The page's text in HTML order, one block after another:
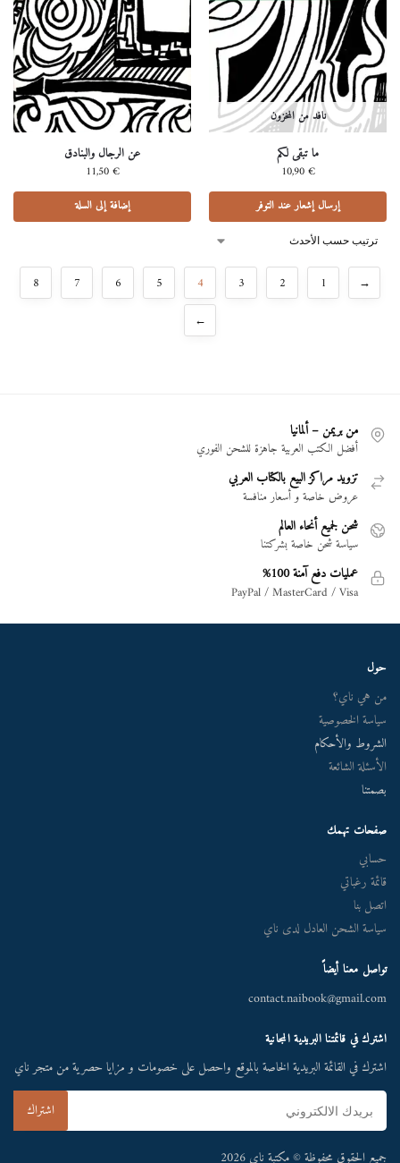
نافد من المخزون
ما تبقى لكم
10,90€
إرسال إشعار عند التوفر
عن الرجال والبنادق
11,50€
إضافة إلى السلة
→
1
2
3
4
5
6
7
8
←
من بريمن – ألمانيا
أفضل الكتب العربية جاهزة للشحن الفوري
تزويد مراكز البيع بالكتاب العربي
عروض خاصة و أسعار منافسة
شحن لجميع أنحاء العالم
سياسة شحن خاصة بشركتنا
عمليات دفع آمنة 100%
PayPal / MasterCard / Visa
حول
من هي ناي؟
سياسة الخصوصية
الشروط والأحكام
الأسئلة الشائعة
بصمتنا
صفحات تهمك
حسابي
قائمة رغباتي
اتصل بنا
سياسة الشحن العادل لدى ناي
تواصل معنا أيضاً
contact.naibook@gmail.com
اشترك في قائمتنا البريدية المجانية
اشترك في القائمة البريدية الخاصة بالموقع واحصل على خصومات و مزايا حصرية من متجر ناي
جميع الحقوق محفوظة © مكتبة ناي 2026